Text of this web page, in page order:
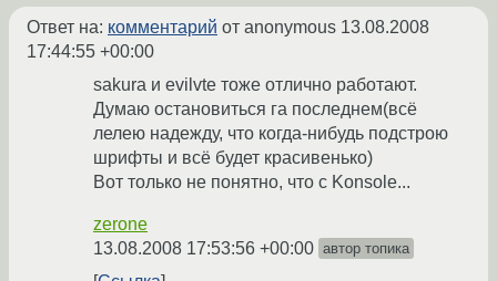
Ответ на: комментарий от anonymous 13.08.2008
17:44:55 +00:00
sakura и evilvte тоже отлично работают.
Думаю остановиться га последнем(всё
лелею надежду, что когда-нибудь подстрою
шрифты и всё будет красивенько)
Вот только не понятно, что с Konsole...
zerone
13.08.2008 17:53:56 +00:00 автор топика